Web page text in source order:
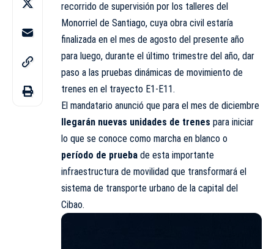
recorrido de supervisión por los talleres del
Monorriel de Santiago, cuya obra civil estaría
finalizada en el mes de agosto del presente año
para luego, durante el último trimestre del año, dar
paso a las pruebas dinámicas de movimiento de
trenes en el trayecto E1-E11.
El mandatario anunció que para el mes de diciembre
llegarán nuevas unidades de trenes para iniciar
lo que se conoce como marcha en blanco o
período de prueba de esta importante
infraestructura de movilidad que transformará el
sistema de transporte urbano de la capital del
Cibao.